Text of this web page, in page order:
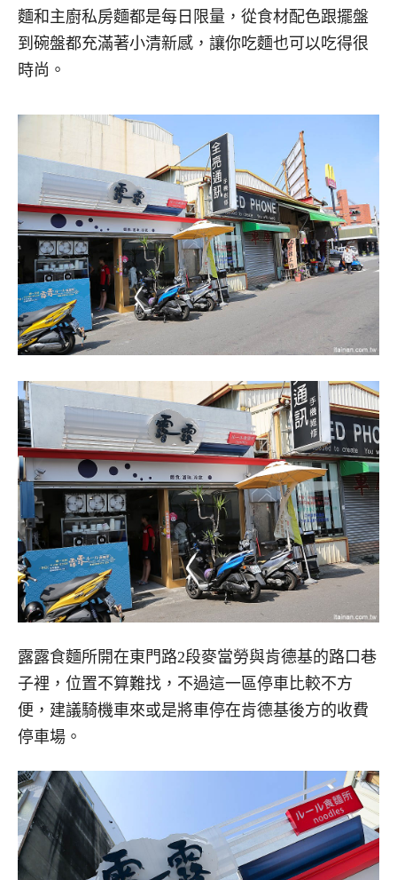
麵和主廚私房麵都是每日限量，從食材配色跟擺盤
到碗盤都充滿著小清新感，讓你吃麵也可以吃得很
時尚。
露露食麵所開在東門路2段麥當勞與肯德基的路口巷
子裡，位置不算難找，不過這一區停車比較不方
便，建議騎機車來或是將車停在肯德基後方的收費
停車場。